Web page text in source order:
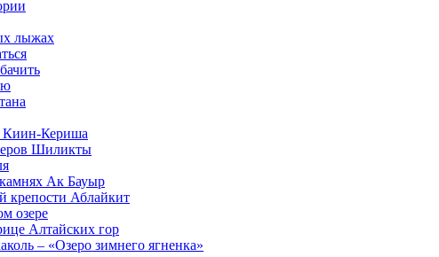
лыжах
Киин-Кериша
Шиликты
Ак Бауыр
крепости Аблайкит
озере
Алтайских гор
– «Озеро зимнего ягненка»